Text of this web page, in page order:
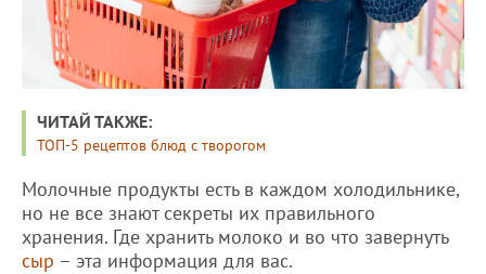
ЧИТАЙ ТАКЖЕ:
ТОП-5 рецептов блюд с творогом
Молочные продукты есть в каждом холодильнике,
но не все знают секреты их правильного
хранения. Где хранить молоко и во что завернуть
сыр – эта информация для вас.